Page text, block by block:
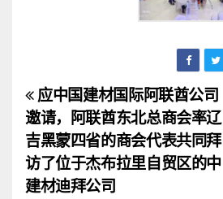
文
章
导
应中国建材国际阿联酋公司
邀请，阿联酋东北总商会率辽
吉黑蒙四省的商会代表共同拜
访了位于杰布拉里自贸区的中
建材迪拜公司